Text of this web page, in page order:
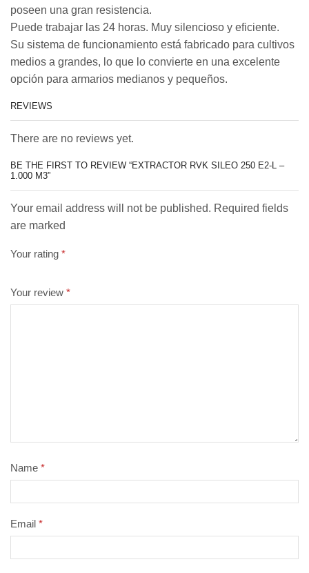
poseen una gran resistencia.
Puede trabajar las 24 horas. Muy silencioso y eficiente.
Su sistema de funcionamiento está fabricado para cultivos
medios a grandes, lo que lo convierte en una excelente
opción para armarios medianos y pequeños.
REVIEWS
There are no reviews yet.
BE THE FIRST TO REVIEW “EXTRACTOR RVK SILEO 250 E2-L –
1.000 M3”
Your email address will not be published. Required fields
are marked
Your rating *
Your review *
Name *
Email *